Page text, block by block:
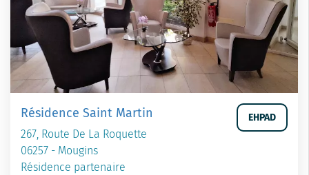
Résidence Saint Martin
267, Route De La Roquette
06257 - Mougins
Résidence partenaire
EHPAD